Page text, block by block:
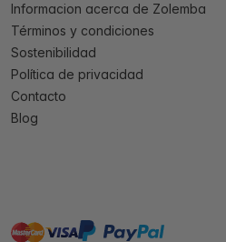
Informacion acerca de Zolemba
Términos y condiciones
Sostenibilidad
Política de privacidad
Contacto
Blog
mastervisa paypal